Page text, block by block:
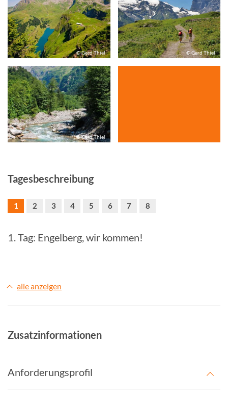
© Gerd Thiel © Gerd Thiel
© Gerd Thiel
Tagesbeschreibung
1 2 3 4 5 6 7 8
1. Tag: Engelberg, wir kommen!
alle anzeigen
Zusatzinformationen
Anforderungsprofil